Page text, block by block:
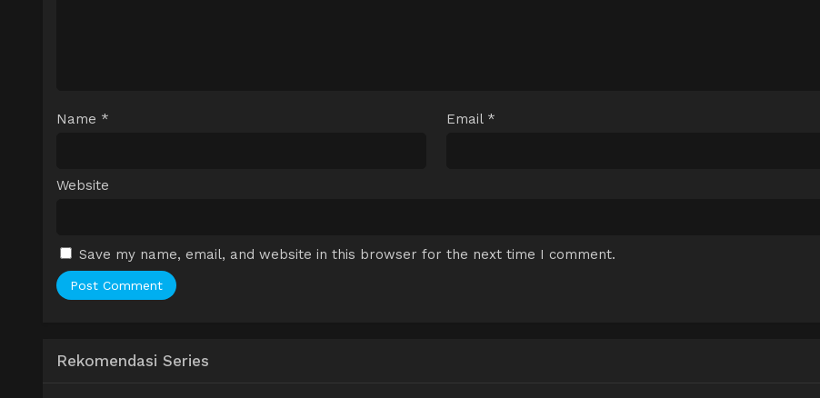
Name * Email *
Website
Save my name, email, and website in this browser for the next time I comment.
Rekomendasi Series